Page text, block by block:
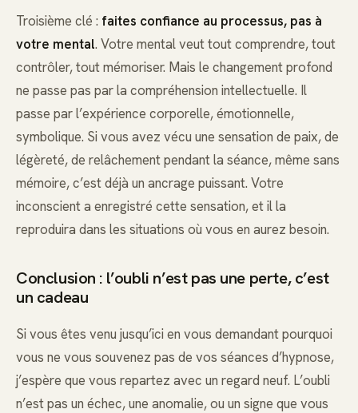
Troisième clé : faites confiance au processus, pas à
votre mental. Votre mental veut tout comprendre, tout
contrôler, tout mémoriser. Mais le changement profond
ne passe pas par la compréhension intellectuelle. Il
passe par l’expérience corporelle, émotionnelle,
symbolique. Si vous avez vécu une sensation de paix, de
légèreté, de relâchement pendant la séance, même sans
mémoire, c’est déjà un ancrage puissant. Votre
inconscient a enregistré cette sensation, et il la
reproduira dans les situations où vous en aurez besoin.
Conclusion : l’oubli n’est pas une perte, c’est
un cadeau
Si vous êtes venu jusqu’ici en vous demandant pourquoi
vous ne vous souvenez pas de vos séances d’hypnose,
j’espère que vous repartez avec un regard neuf. L’oubli
n’est pas un échec, une anomalie, ou un signe que vous